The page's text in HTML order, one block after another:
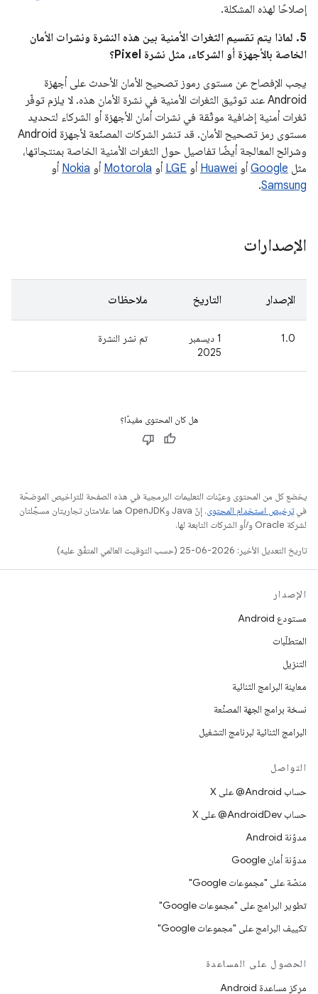
إصلاحًا لهذه المشكلة.
5. لماذا يتم تقسيم الثغرات الأمنية بين هذه النشرة ونشرات الأمان
الخاصة بالأجهزة أو الشركاء، مثل نشرة Pixel؟
يجب الإفصاح عن مستوى رموز تصحيح الأمان الأحدث على أجهزة
Android عند توثيق الثغرات الأمنية في نشرة الأمان هذه. لا يلزم توفّر
ثغرات أمنية إضافية موثّقة في نشرات أمان الأجهزة أو الشركاء لتحديد
مستوى رمز تصحيح الأمان. قد تنشر الشركات المصنّعة لأجهزة Android
وشرائح المعالجة أيضًا تفاصيل حول الثغرات الأمنية الخاصة بمنتجاتها،
مثل Google أو Huawei أو LGE أو Motorola أو Nokia أو
Samsung
.
الإصدارات
الإصدار التاريخ ملاحظات
1.0
‫1 ديسمبر
2025
تم نشر النشرة
هل كان المحتوى مفيدًا؟
يخضع كل من المحتوى وعيّنات التعليمات البرمجية في هذه الصفحة للتراخيص الموضحّة
فيترخيص استخدام المحتوى
. إنّ Java وOpenJDK هما علامتان تجاريتان مسجَّلتان
لشركة Oracle و/أو الشركات التابعة لها.
تاريخ التعديل الأخير: 2026-06-25 (حسب التوقيت العالمي المتفَّق عليه)
الإصدار
مستودع Android
المتطلّبات
التنزيل
معاينة البرامج الثنائية
نسخة برامج الجهة المصنِّعة
البرامج الثنائية لبرنامج التشغيل
التواصل
حساب ‎@Android على X
حساب ‎@AndroidDev على X
مدوّنة Android
مدوّنة أمان Google
منصّة على "مجموعات Google"
تطوير البرامج على "مجموعات Google"
تكييف البرامج على "مجموعات Google"
الحصول على المساعدة
مركز مساعدة Android